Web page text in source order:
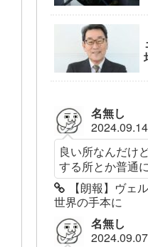
名無し
2024.09.14
良い所なんだけ
する所とか普通
【朗報】ヴェ
世界の手本に
名無し
2024.09.07